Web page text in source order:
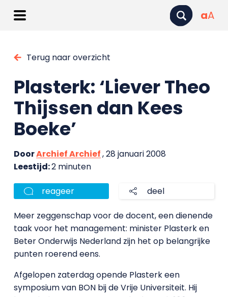
aA
Terug naar overzicht
Plasterk: ‘Liever Theo
Thijssen dan Kees
Boeke’
DoorArchief Archief, 28 januari 2008
Leestijd:2 minuten
reageer deel
Meer zeggenschap voor de docent, een dienende
taak voor het management: minister Plasterk en
Beter Onderwijs Nederland zijn het op belangrijke
punten roerend eens.
Afgelopen zaterdag opende Plasterk een
symposium van BON bij de Vrije Universiteit. Hij